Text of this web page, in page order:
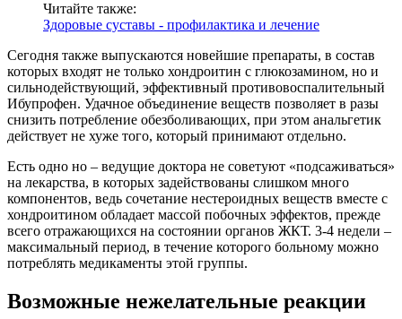
Читайте также:
Здоровые суставы - профилактика и лечение
Сегодня также выпускаются новейшие препараты, в состав
которых входят не только хондроитин с глюкозамином, но и
сильнодействующий, эффективный противовоспалительный
Ибупрофен. Удачное объединение веществ позволяет в разы
снизить потребление обезболивающих, при этом анальгетик
действует не хуже того, который принимают отдельно.
Есть одно но – ведущие доктора не советуют «подсаживаться»
на лекарства, в которых задействованы слишком много
компонентов, ведь сочетание нестероидных веществ вместе с
хондроитином обладает массой побочных эффектов, прежде
всего отражающихся на состоянии органов ЖКТ. 3-4 недели –
максимальный период, в течение которого больному можно
потреблять медикаменты этой группы.
Возможные нежелательные реакции